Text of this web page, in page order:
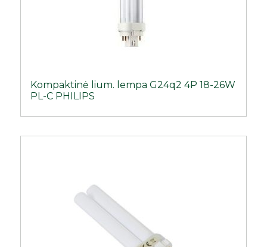
Kompaktinė lium. lempa G24q2 4P 18-26W
PL-C PHILIPS